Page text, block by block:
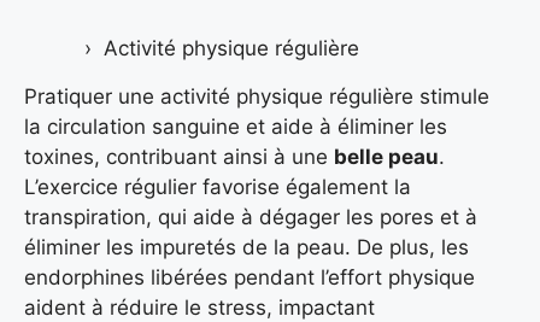
Activité physique régulière
Pratiquer une activité physique régulière stimule
la circulation sanguine et aide à éliminer les
toxines, contribuant ainsi à une belle peau.
L’exercice régulier favorise également la
transpiration, qui aide à dégager les pores et à
éliminer les impuretés de la peau. De plus, les
endorphines libérées pendant l’effort physique
aident à réduire le stress, impactant